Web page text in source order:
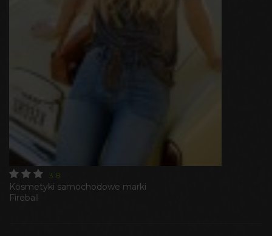
Kosmetyki samochodowe marki
Fireball
3.8